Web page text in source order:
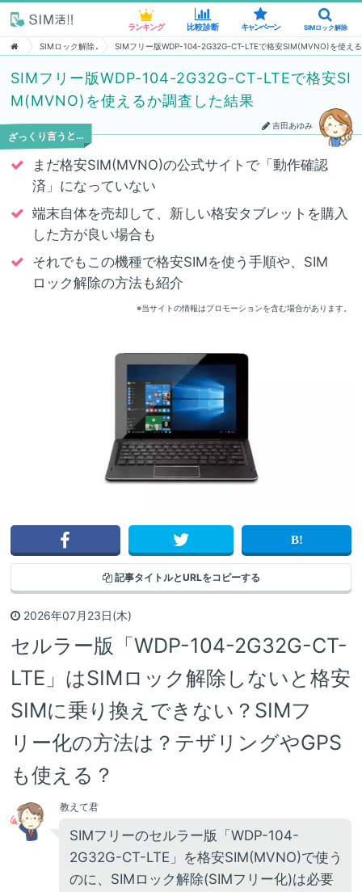
ランキング 比較診断 キャンペーン SIMロック解除
SIMロック解除 SIMフリー版WDP-104-2G32G-CT-LTEで格安SIM(MVNO)を使え
SIMフリー版WDP-104-2G32G-CT-LTEで格安SI
M(MVNO)を使えるか調査した結果
吉田あゆみ
ざっくり言うと…
まだ格安SIM(MVNO)の公式サイトで「動作確認
済」になっていない
端末自体を売却して、新しい格安タブレットを購入
した方が良い場合も
それでもこの機種で格安SIMを使う手順や、SIM
ロック解除の方法も紹介
※当サイトの情報はプロモーションを含む場合があります。
記事タイトルとURLをコピーする
2026年07月23日(木)
セルラー版「WDP-104-2G32G-CT-
LTE」はSIMロック解除しないと格安
SIMに乗り換えできない？SIMフ
リー化の方法は？テザリングやGPS
も使える？
教えて君
SIMフリーのセルラー版「WDP-104-
2G32G-CT-LTE」を格安SIM(MVNO)で使う
のに、SIMロック解除(SIMフリー化)は必要
ランキング 比較診断 キャンペーン SIMロック解除